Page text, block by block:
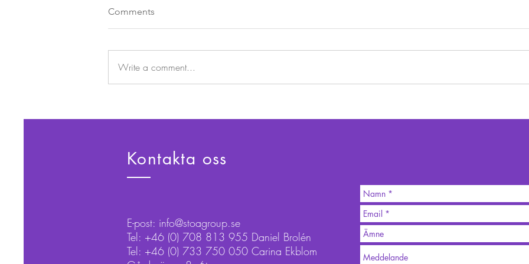
Comments
Write a comment...
Kontakta oss
E-post: info@stoagroup.se
Tel: +46 (0) 708 813 955 Daniel Brolén
Tel: +46 (0) 733 750 050 Carina Ekblom